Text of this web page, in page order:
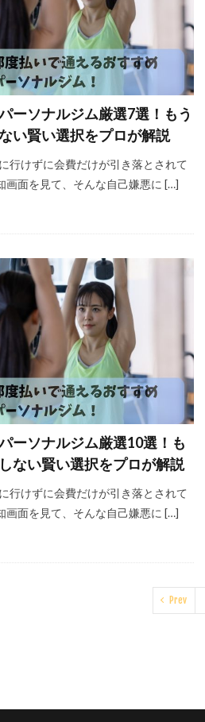
ーソナルジム厳選7選！もう
い賢い選択をプロが解説
行けずに会費だけが引き落とされて
画面を見て、そんな自己嫌悪に […]
ーソナルジム厳選10選！も
ない賢い選択をプロが解説
行けずに会費だけが引き落とされて
画面を見て、そんな自己嫌悪に […]
Prev